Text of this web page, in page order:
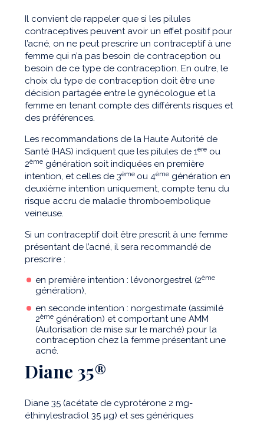
Il convient de rappeler que si les pilules
contraceptives peuvent avoir un effet positif pour
l’acné, on ne peut prescrire un contraceptif à une
femme qui n’a pas besoin de contraception ou
besoin de ce type de contraception. En outre, le
choix du type de contraception doit être une
décision partagée entre le gynécologue et la
femme en tenant compte des différents risques et
des préférences.
Les recommandations de la Haute Autorité de
Santé (HAS) indiquent que les pilules de 1ère ou
2ème génération soit indiquées en première
intention, et celles de 3ème ou 4ème génération en
deuxième intention uniquement, compte tenu du
risque accru de maladie thromboembolique
veineuse.
Si un contraceptif doit être prescrit à une femme
présentant de l’acné, il sera recommandé de
prescrire :
en première intention : lévonorgestrel (2ème
génération),
en seconde intention : norgestimate (assimilé
2ème génération) et comportant une AMM
(Autorisation de mise sur le marché) pour la
contraception chez la femme présentant une
acné.
Diane 35®
Diane 35 (acétate de cyprotérone 2 mg-
éthinylestradiol 35 μg) et ses génériques